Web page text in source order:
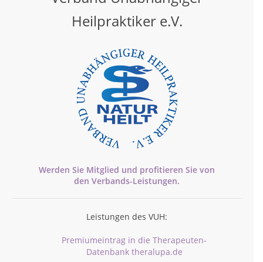
Heilpraktiker e.V.
Werden Sie Mitglied und profitieren Sie von
den Verbands-Leistungen.
Leistungen des VUH:
Premiumeintrag in die Therapeuten-
Datenbank theralupa.de